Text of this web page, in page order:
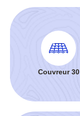
Couvreur 30